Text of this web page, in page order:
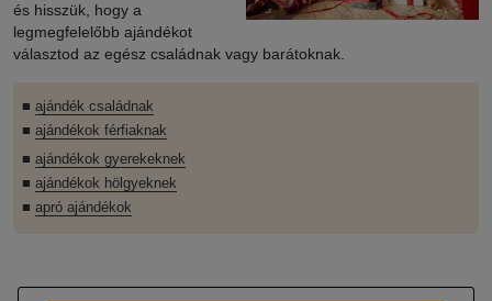
és hisszük, hogy a
legmegfelelőbb ajándékot
választod az egész családnak vagy barátoknak.
■ ajándék családnak
■ ajándékok férfiaknak
■ ajándékok gyerekeknek
■ ajándékok hölgyeknek
■ apró ajándékok